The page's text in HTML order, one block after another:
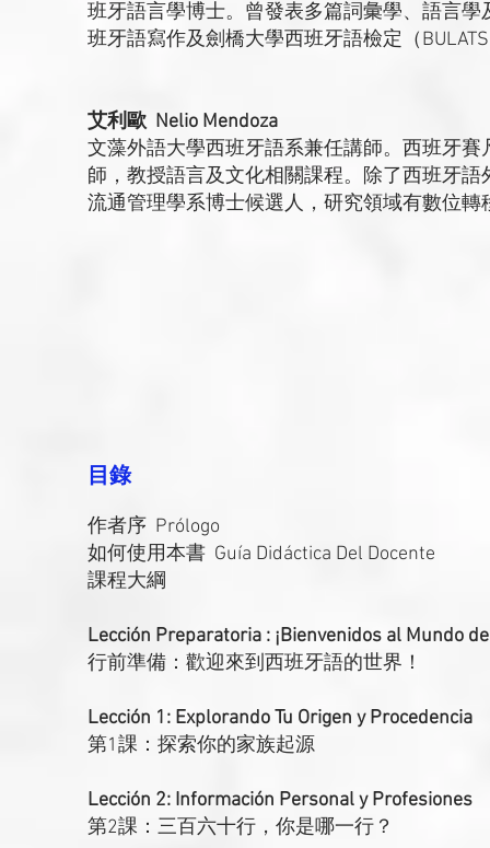
班牙語言學博士。曾發表多篇詞彙學、語言
班牙語寫作及劍橋大學西班牙語檢定（
艾利歐 Nelio Mendoza
文藻外語大學西班牙語系兼任講師。西班牙
師，教授語言及文化相關課程。除了西班牙
流通管理學系博士候選人，研究領域有數位
目錄
作者序 Prólogo
如何使用本書 Guía Didáctica Del Docente
課程大綱
Lección Preparatoria : ¡Bienvenidos al Mundo
行前準備：歡迎來到西班牙語的世界！
Lección 1: Explorando Tu Origen y Procedencia
第1課：探索你的家族起源
Lección 2: Información Personal y Profesiones
第2課：三百六十行，你是哪一行？